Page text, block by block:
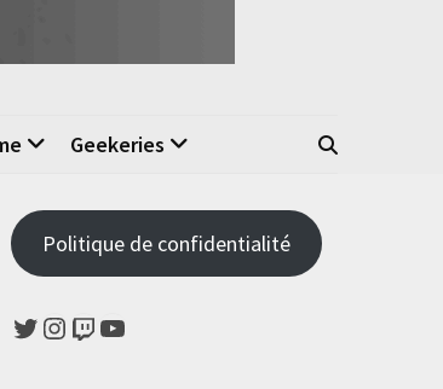
Geekeries
Politique de confidentialité
Twitter
Instagram
TwitchYouTube